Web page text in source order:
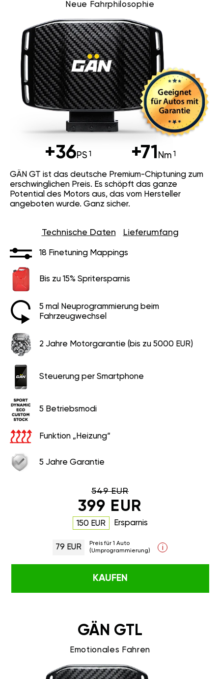
Neue Fahrphilosophie
+36PS +71 Nm
GÄN GT ist das deutsche Premium-Chiptuning zum
erschwinglichen Preis. Es schöpft das ganze
Potential des Motors aus, das vom Hersteller
angeboten wurde. Ganz sicher.
Technische Daten Lieferumfang
18 Finetuning Mappings
Bis zu 15% Spritersparnis
5 mal Neuprogrammierung beim
Fahrzeugwechsel
2 Jahre Motorgarantie (bis zu 5000 EUR)
Steuerung per Smartphone
5 Betriebsmodi
Funktion „Heizung“
5 Jahre Garantie
549 EUR
399 EUR
150 EUR Ersparnis
79 EUR
Preis für 1 Auto
(Umprogrammierung)
i
KAUFEN
GÄN GTL
Emotionales Fahren